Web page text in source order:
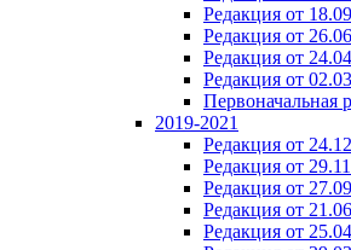
Редакция от
Редакция от
Редакция от
Редакция от
Первоначальная
2019-2021
Редакция от
Редакция от
Редакция от
Редакция от
Редакция от